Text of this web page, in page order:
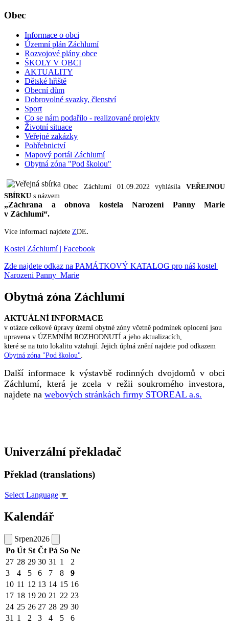
Obec
Informace o obci
Územní plán Záchlumí
Rozvojové plány obce
ŠKOLY V OBCI
AKTUALITY
Dětské hřiště
Obecní dům
Dobrovolné svazky, členství
Sport
Co se nám podařilo - realizované projekty
Životní situace
Veřejné zakázky
Pohřebnictví
Mapový portál Záchlumí
Obytná zóna "Pod školou"
Obec Záchlumí 01.09.2022 vyhlásila VEŘEJNOU
SBÍRKU s názvem
„Záchrana a obnova kostela Narození Panny Marie
v Záchlumí“.
Více informací najdete ZDE.
Kostel Záchlumí | Facebook
Zde najdete odkaz na PAMÁTKOVÝ KATALOG pro náš kostel
Narozeni Panny Marie
Obytná zóna Záchlumí
AKTUÁLNÍ INFORMACE
v otázce celkové úpravy území obytné zóny včetně podmínek oplocení jsou
upravena v ÚZEMNÍM ROZHODNUTÍ a jeho aktualizacích,
které se na tuto lokalitu vztahují. Jejich úplná znění najdete pod odkazem
Obytná zóna "Pod školou".
Další informace k výstavbě rodinných dvojdomů v obci
Záchlumí, která je zcela v režii soukromého investora,
najdete na webových stránkách firmy STOREAL a.s.
Univerzální překladač
Překlad (translations)
Select Language ▼
Kalendář
Srpen2026
Po Út St Čt Pá So Ne
27 28 29 30 31 1
2
3
4 5 6 7 8
9
10 11 12 13 14 15 16
17 18 19 20 21 22 23
24 25 26 27 28 29 30
31 1 2 3 4 5 6